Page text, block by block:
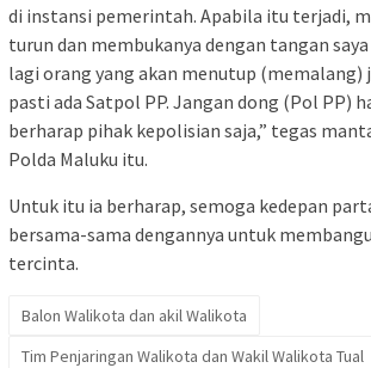
di instansi pemerintah. Apabila itu terjadi,
turun dan membukanya dengan tangan
lagi orang yang akan menutup (memalang)
pasti ada Satpol PP. Jangan dong (Pol PP)
berharap pihak kepolisian saja,” tegas
Polda Maluku itu.
Untuk itu ia berharap, semoga kedepan
bersama-sama dengannya untuk
tercinta.
Balon Walikota dan akil Walikota
Tim Penjaringan Walikota dan Wakil Walikota Tual